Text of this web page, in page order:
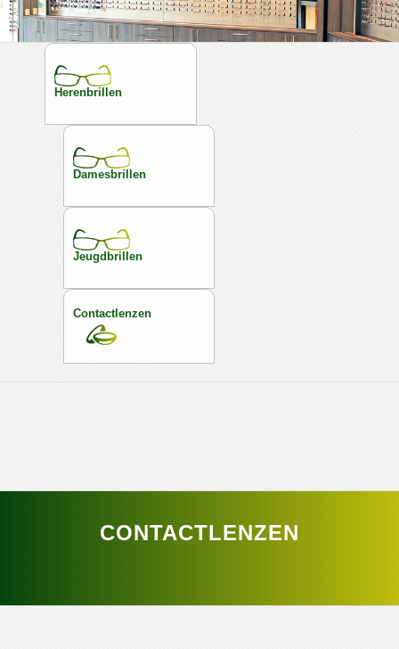
Herenbrillen
Damesbrillen
Jeugdbrillen
Contactlenzen
CONTACTLENZEN